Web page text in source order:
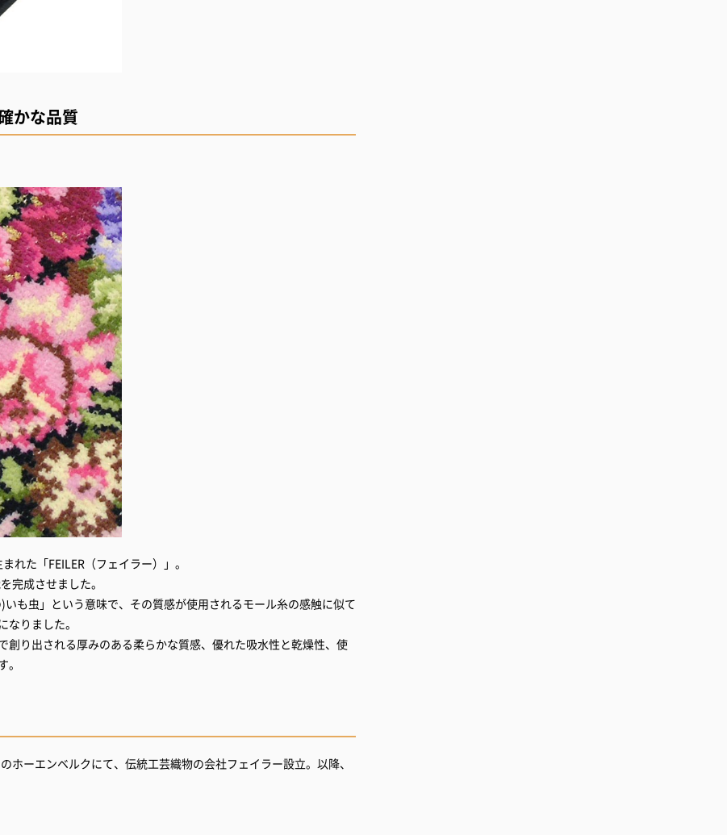
かな品質
れた「FEILER（フェイラー）」。
完成させました。
いも虫」という意味で、その質感が使用されるモール糸の感触に似て
りました。
創り出される厚みのある柔らかな質感、優れた吸水性と乾燥性、使
ホーエンベルクにて、伝統工芸織物の会社フェイラー設立。以降、